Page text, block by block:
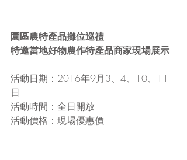
園區農特產品攤位巡禮
特邀當地好物農作特產品商家現場展示
活動日期：2016年9月3、4、10、11
日
活動時間：全日開放
活動價格：現場優惠價